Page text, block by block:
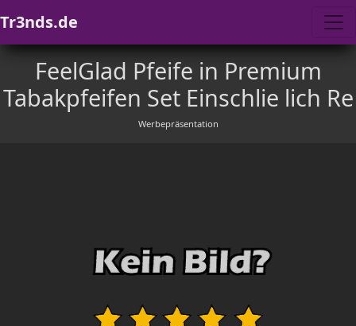
Tr3nds.de
FeelGlad Pfeife in Premium
Tabakpfeifen Set Einschlie lich Re
Werbepräsentation